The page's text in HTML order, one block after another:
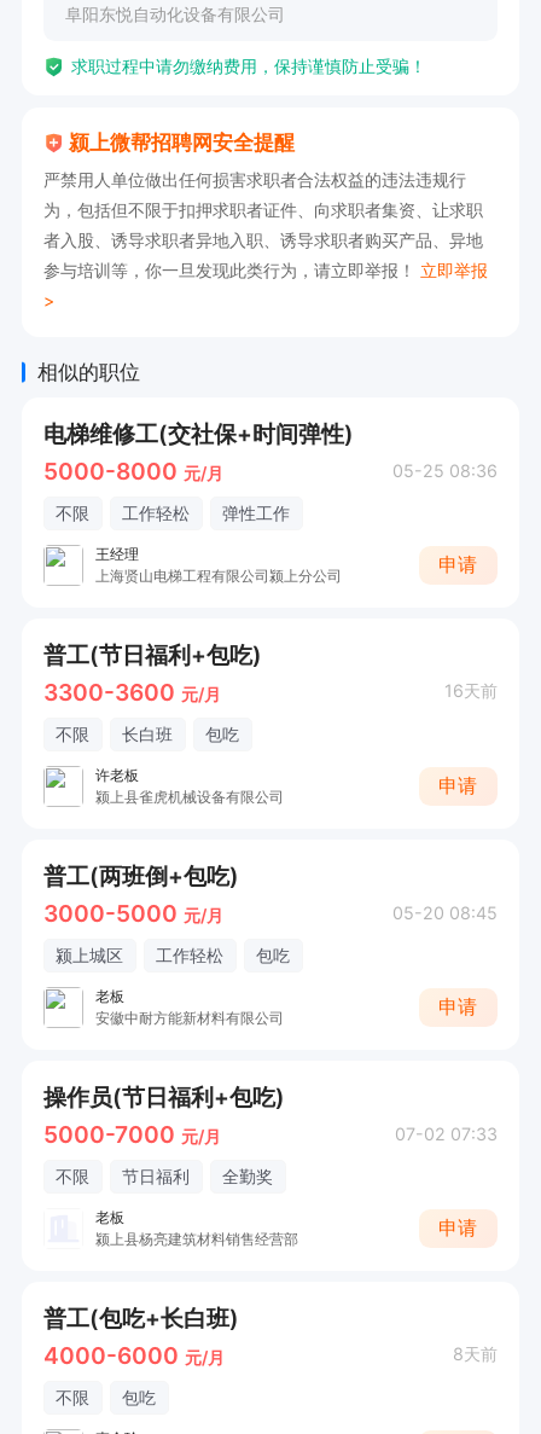
阜阳东悦自动化设备有限公司
求职过程中请勿缴纳费用，保持谨慎防止受骗！
颍上微帮招聘网安全提醒
严禁用人单位做出任何损害求职者合法权益的违法违规行
为，包括但不限于扣押求职者证件、向求职者集资、让求职
者入股、诱导求职者异地入职、诱导求职者购买产品、异地
参与培训等，你一旦发现此类行为，请立即举报！ 立即举报
>
相似的职位
电梯维修工(交社保+时间弹性)
5000-8000 元/月 05-25 08:36
不限 工作轻松 弹性工作
王经理
上海贤山电梯工程有限公司颍上分公司
申请
普工(节日福利+包吃)
3300-3600 元/月 16天前
不限 长白班 包吃
许老板
颍上县雀虎机械设备有限公司
申请
普工(两班倒+包吃)
3000-5000 元/月 05-20 08:45
颍上城区 工作轻松 包吃
老板
安徽中耐方能新材料有限公司
申请
操作员(节日福利+包吃)
5000-7000 元/月 07-02 07:33
不限 节日福利 全勤奖
老板
颍上县杨亮建筑材料销售经营部
申请
普工(包吃+长白班)
4000-6000 元/月 8天前
不限 包吃